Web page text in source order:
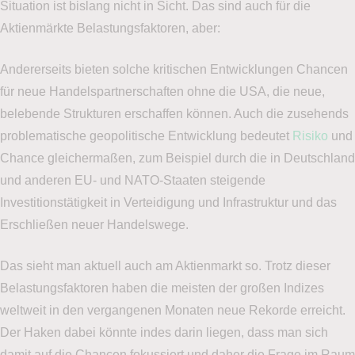
Situation ist bislang nicht in Sicht. Das sind auch für die
Aktienmärkte Belastungsfaktoren, aber:
Andererseits bieten solche kritischen Entwicklungen Chancen
für neue Handelspartnerschaften ohne die USA, die neue,
belebende Strukturen erschaffen können. Auch die zusehends
problematische geopolitische Entwicklung bedeutet Risiko und
Chance gleichermaßen, zum Beispiel durch die in Deutschland
und anderen EU- und NATO-Staaten steigende
Investitionstätigkeit in Verteidigung und Infrastruktur und das
Erschließen neuer Handelswege.
Das sieht man aktuell auch am Aktienmarkt so. Trotz dieser
Belastungsfaktoren haben die meisten der großen Indizes
weltweit in den vergangenen Monaten neue Rekorde erreicht.
Der Haken dabei könnte indes darin liegen, dass man sich